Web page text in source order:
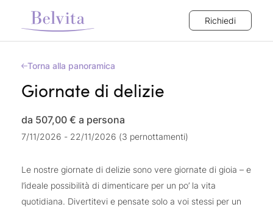
Richiedi
Torna alla panoramica
Giornate di delizie
da 507,00 € a persona
7/11/2026 - 22/11/2026 (3 pernottamenti)
Le nostre giornate di delizie sono vere giornate di gioia – e
l’ideale possibilità di dimenticare per un po’ la vita
quotidiana. Divertitevi e pensate solo a voi stessi per un